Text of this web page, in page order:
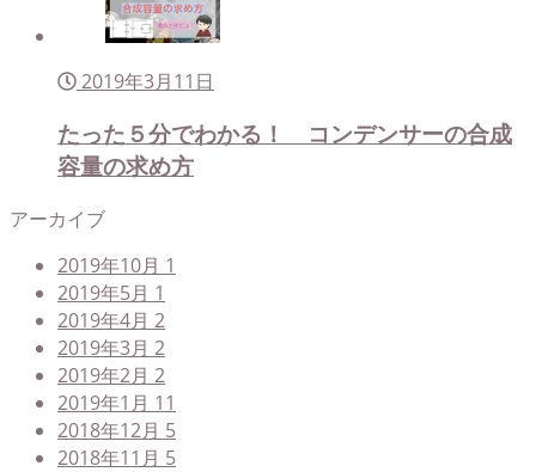
2019年3月11日
たった５分でわかる！ コンデンサーの合成
容量の求め方
アーカイブ
2019年10月 1
2019年5月 1
2019年4月 2
2019年3月 2
2019年2月 2
2019年1月 11
2018年12月 5
2018年11月 5